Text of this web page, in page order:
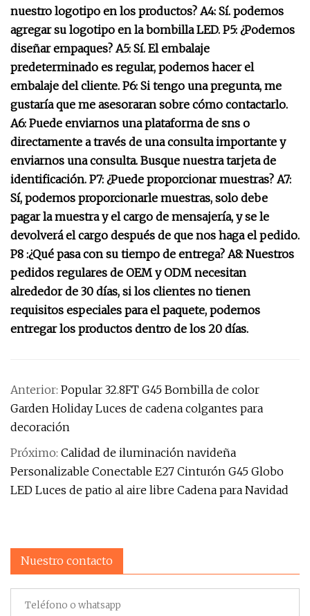
nuestro logotipo en los productos? A4: Sí. podemos
agregar su logotipo en la bombilla LED. P5: ¿Podemos
diseñar empaques? A5: Sí. El embalaje
predeterminado es regular, podemos hacer el
embalaje del cliente. P6: Si tengo una pregunta, me
gustaría que me asesoraran sobre cómo contactarlo.
A6: Puede enviarnos una plataforma de sns o
directamente a través de una consulta importante y
enviarnos una consulta. Busque nuestra tarjeta de
identificación. P7: ¿Puede proporcionar muestras? A7:
Sí, podemos proporcionarle muestras, solo debe
pagar la muestra y el cargo de mensajería, y se le
devolverá el cargo después de que nos haga el pedido.
P8 :¿Qué pasa con su tiempo de entrega? A8: Nuestros
pedidos regulares de OEM y ODM necesitan
alrededor de 30 días, si los clientes no tienen
requisitos especiales para el paquete, podemos
entregar los productos dentro de los 20 días.
Anterior: Popular 32.8FT G45 Bombilla de color
Garden Holiday Luces de cadena colgantes para
decoración
Próximo: Calidad de iluminación navideña
Personalizable Conectable E27 Cinturón G45 Globo
LED Luces de patio al aire libre Cadena para Navidad
Nuestro contacto